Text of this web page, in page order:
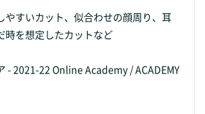
すいカット、似合わせの顔周り、耳
時を想定したカットなど
- 2021-22 Online Academy / ACADEMY